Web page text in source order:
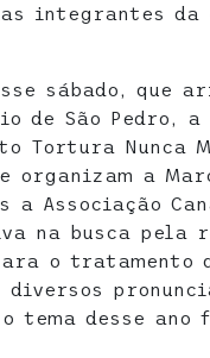
integrantes da
sábado, que
de São Pedro, a
Tortura Nunca
organizam a
Associação
na busca pela
o tratamento
diversos
tema desse ano